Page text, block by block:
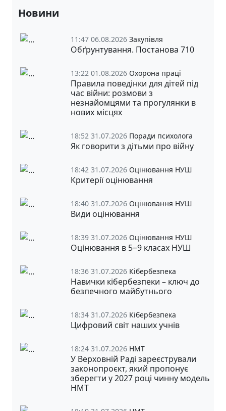
Новини
11:47 06.08.2026 Закупівля
Обґрунтування. Постанова 710
13:22 01.08.2026 Охорона праці
Правила поведінки для дітей під
час війни: розмови з
незнайомцями та прогулянки в
нових місцях
18:52 31.07.2026 Поради психолога
Як говорити з дітьми про війну
18:42 31.07.2026 Оцінювання НУШ
Критерії оцінювання
18:40 31.07.2026 Оцінювання НУШ
Види оцінювання
18:39 31.07.2026 Оцінювання НУШ
Оцінювання в 5‒9 класах НУШ
18:36 31.07.2026 Кібербезпека
Навички кібербезпеки – ключ до
безпечного майбутнього
18:34 31.07.2026 Кібербезпека
Цифровий світ наших учнів
18:24 31.07.2026 НМТ
У Верховній Раді зареєстрували
законопроєкт, який пропонує
зберегти у 2027 році чинну модель
НМТ